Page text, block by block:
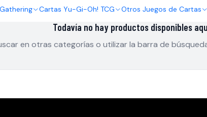
Cartas Yu-Gi-Oh! TCG Otros Juegos de Cartas
Todavía no hay productos disponibles
en otras categorías o utilizar la barra de